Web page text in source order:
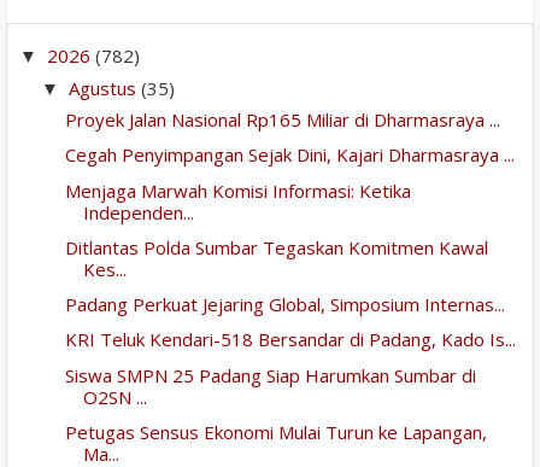
▼ 2026 (782)
▼ Agustus (35)
Proyek Jalan Nasional Rp165 Miliar di Dharmasraya ...
Cegah Penyimpangan Sejak Dini, Kajari Dharmasraya ...
Menjaga Marwah Komisi Informasi: Ketika
Independen...
Ditlantas Polda Sumbar Tegaskan Komitmen Kawal
Kes...
Padang Perkuat Jejaring Global, Simposium Internas...
KRI Teluk Kendari-518 Bersandar di Padang, Kado Is...
Siswa SMPN 25 Padang Siap Harumkan Sumbar di
O2SN ...
Petugas Sensus Ekonomi Mulai Turun ke Lapangan,
Ma...